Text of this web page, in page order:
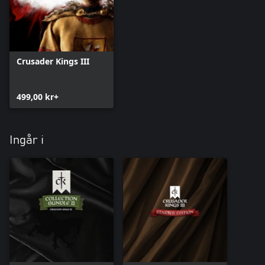
annat västeuropeiskt och arabiskt tema.
Och, ers majestät… glöm inte att vänner och fiender bara är två
Crusader Kings III
499,00 kr+
Ingår i